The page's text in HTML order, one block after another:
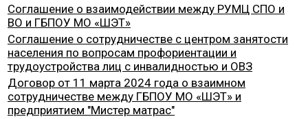
Соглашение о взаимодействии между РУМЦ СПО и
ВО и ГБПОУ МО «ШЭТ»
Соглашение о сотрудничестве с центром занятости
населения по вопросам профориентации и
трудоустройства лиц с инвалидностью и ОВЗ
Договор от 11 марта 2024 года о взаимном
сотрудничестве между ГБПОУ МО «ШЭТ» и
предприятием "Мистер матрас"